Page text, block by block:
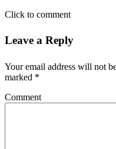
Click to comment
Leave a Reply
Your email address will not
marked *
Comment